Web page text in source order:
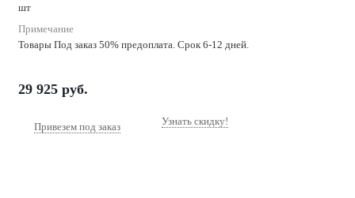
шт
Примечание
Товары Под заказ 50% предоплата. Срок 6-12 дней.
29 925 руб.
Привезем под заказ Узнать скидку!